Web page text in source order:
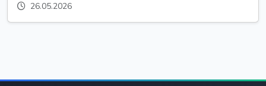
26.05.2026